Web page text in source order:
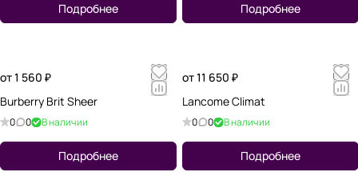
Подробнее Подробнее
от 1 560 ₽
Burberry Brit Sheer
0 0 В наличии
Подробнее
от 11 650 ₽
Lancome Climat
0 0 В наличии
Подробнее